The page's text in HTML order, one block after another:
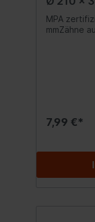
MPA
mmZähne
7,99 €*